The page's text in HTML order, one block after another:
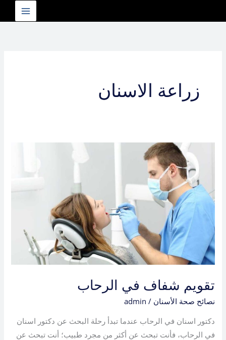
إلى
زراعة الاسنان
تقويم شفاف في الرحاب
نصائح صحة الأسنان /
admin
دكتور اسنان في الرحاب عندما تبدأ رحلة البحث عن دكتور اسنان
في الرحاب، فأنت تبحث عن أكثر من مجرد طبيب؛ أنت تبحث عن
شفاف
الرحاب